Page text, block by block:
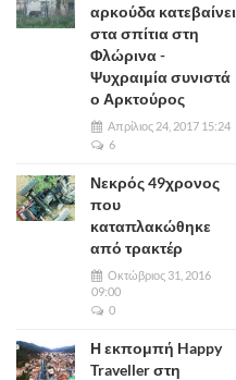
αρκούδα κατεβαίνει
στα σπίτια στη
Φλώρινα -
Ψυχραιμία συνιστά
ο Αρκτούρος
Απρίλιος 24, 2017 15:24
6
Νεκρός 49χρονος
που
καταπλακώθηκε
από τρακτέρ
Οκτώβριος 31, 2016
09:00
0
Η εκπομπή Happy
Traveller στη